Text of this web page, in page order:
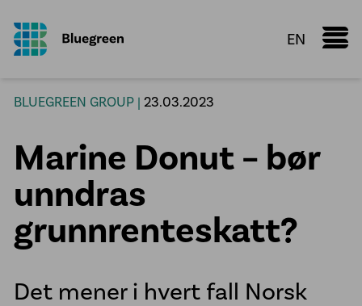
EN
Marine Donut
Kunnskapsdeling
Konfigurator
Vi leverer
Oppdrettsanlegg
Plastsveis
BLUEGREEN GROUP | 23.03.2023
Marine Donut – bør
unndras
grunnrenteskatt?
Det mener i hvert fall Norsk